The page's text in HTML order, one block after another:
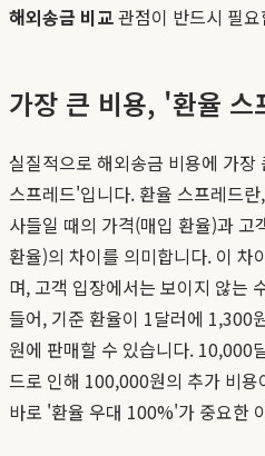
해외송금 비교관점이 반드시 필
가장 큰 비용, '환율 스
실질적으로 해외송금 비용에 가
스프레드'입니다. 환율 스프레드
사들일 때의 가격(매입 환율)과 고
환율)의 차이를 의미합니다. 이 차
며, 고객 입장에서는 보이지 않는
들어, 기준 환율이 1달러에 1,300
원에 판매할 수 있습니다. 10,000
드로 인해 100,000원의 추가 비용
바로 '환율 우대 100%'가 중요한